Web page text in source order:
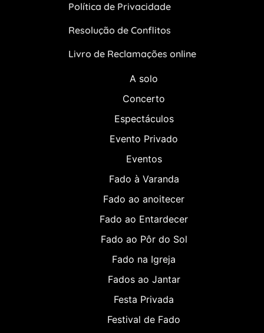
Política de Privacidade
Resolução de Conflitos
Livro de Reclamações online
A solo
Concerto
Espectáculos
Evento Privado
Eventos
Fado à Varanda
Fado ao anoitecer
Fado ao Entardecer
Fado ao Pôr do Sol
Fado na Igreja
Fados ao Jantar
Festa Privada
Festival de Fado